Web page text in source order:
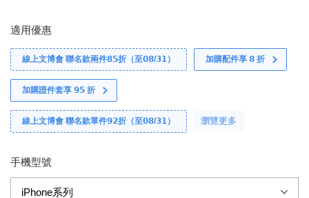
適用優惠
線上文博會 聯名款兩件𝟴𝟱折（至𝟬𝟴/𝟯𝟭） 加購配件享 𝟴 折
加購證件套享 𝟵𝟱 折
線上文博會 聯名款單件𝟵𝟮折（至𝟬𝟴/𝟯𝟭） 瀏覽更多
手機型號